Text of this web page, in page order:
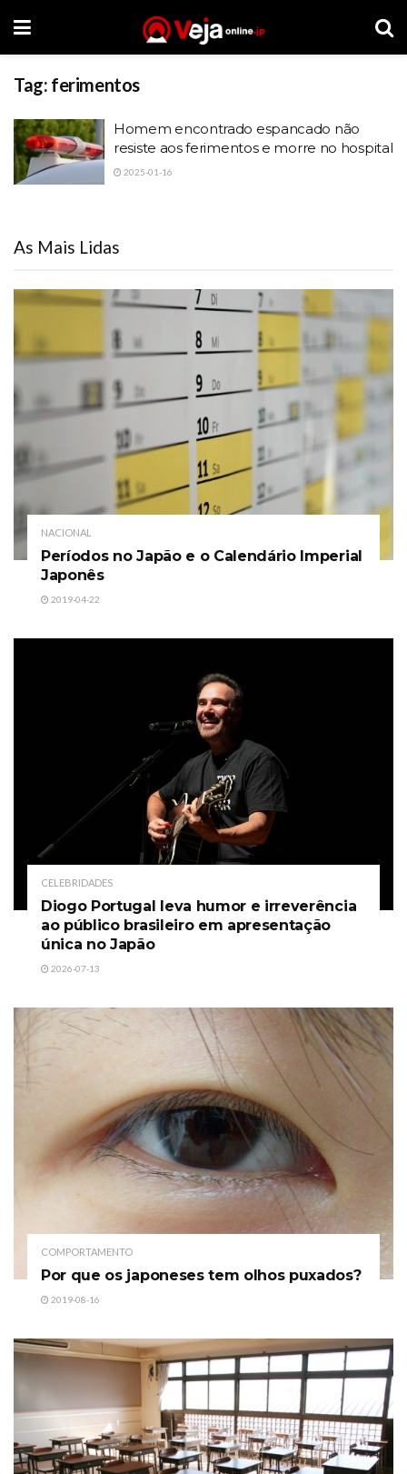
Tag: ferimentos
Homem encontrado espancado não
resiste aos ferimentos e morre no hospital
2025-01-16
As Mais Lidas
NACIONAL
Períodos no Japão e o Calendário Imperial
Japonês
2019-04-22
CELEBRIDADES
Diogo Portugal leva humor e irreverência
ao público brasileiro em apresentação
única no Japão
2026-07-13
COMPORTAMENTO
Por que os japoneses tem olhos puxados?
2019-08-16